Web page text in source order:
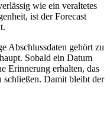
wie ein veraltetes
ist der Forecast
Abschlussdaten gehört zu
Sobald ein Datum
Erinnerung erhalten, das
schließen. Damit bleibt der